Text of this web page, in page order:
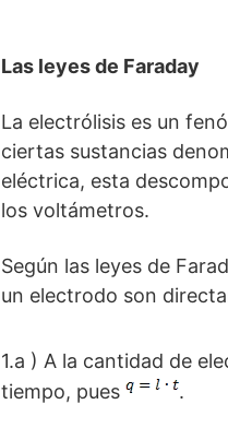
Las leyes de Faraday
La electrólisis es un
ciertas sustancias
eléctrica, esta
los voltámetros.
Según las leyes de
un electrodo son
1.a ) A la cantidad de
tiempo, pues
.